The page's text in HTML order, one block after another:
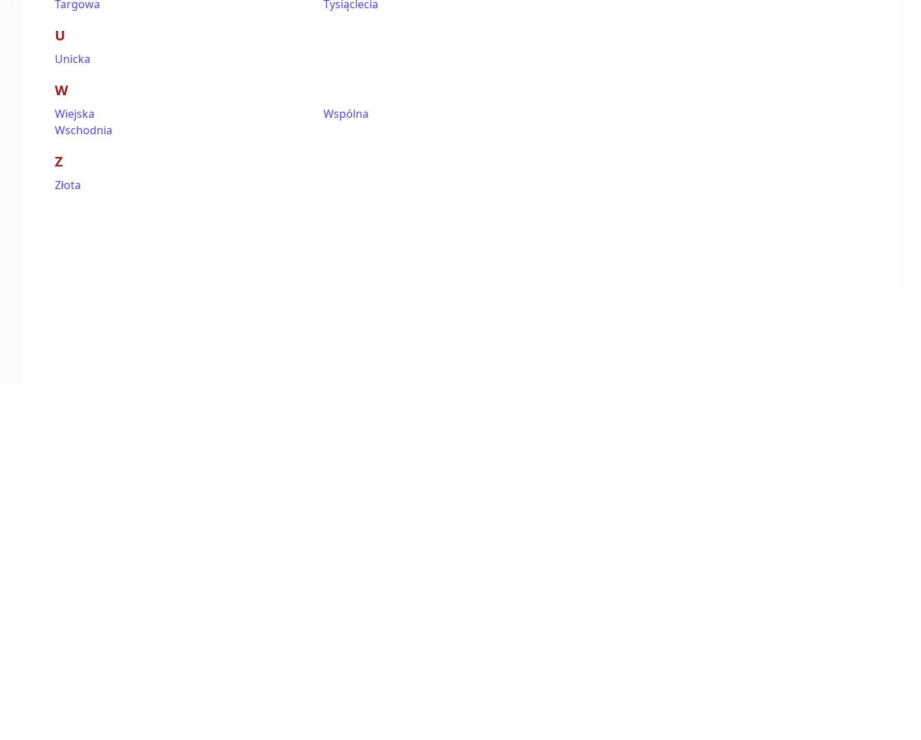
Targowa Tysiąclecia
U
Unicka
W
Wiejska
Wschodnia
Wspólna
Z
Złota